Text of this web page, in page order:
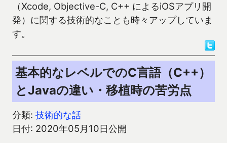
（Xcode, Objective-C, C++ によるiOSアプリ開
発）に関する技術的なことも時々アップしていま
す。
基本的なレベルでのC言語（C++）
とJavaの違い・移植時の苦労点
分類: 技術的な話
日付: 2020年05月10日公開